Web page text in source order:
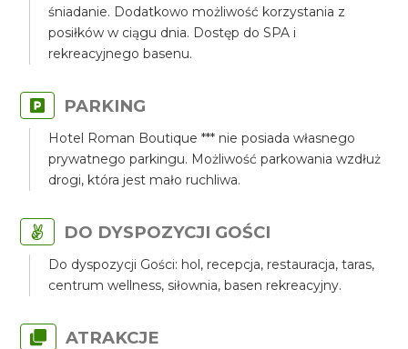
śniadanie. Dodatkowo możliwość korzystania z
posiłków w ciągu dnia. Dostęp do SPA i
rekreacyjnego basenu.
PARKING
Hotel Roman Boutique *** nie posiada własnego
prywatnego parkingu. Możliwość parkowania wzdłuż
drogi, która jest mało ruchliwa.
DO DYSPOZYCJI GOŚCI
Do dyspozycji Gości: hol, recepcja, restauracja, taras,
centrum wellness, siłownia, basen rekreacyjny.
ATRAKCJE